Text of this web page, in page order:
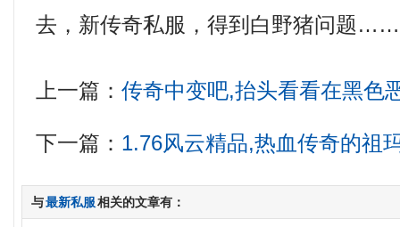
去，新传奇私服，得到白野猪问题
上一篇：传奇中变吧,抬头看看在黑色
下一篇： 1.76风云精品,热血传奇的祖
与最新私服相关的文章有：